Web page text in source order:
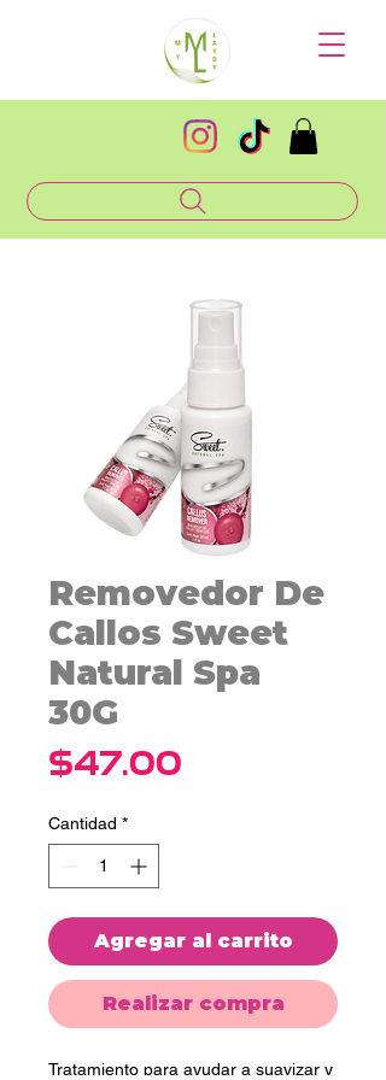
Removedor De
Callos Sweet
Natural Spa
30G
$47.00
Cantidad *
Agregar al carrito
Realizar compra
Tratamiento para ayudar a suavizar y